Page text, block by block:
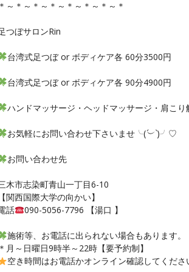
＊～＊～＊～＊～＊～＊～＊～＊
つぼサロンRin
台湾式足つぼ or ボディケア各 60分3500円
台湾式足つぼ or ボディケア各 90分4900円
ハンドマッサージ・ヘッドマッサージ・肩こ
お気軽にお問い合わせ下さいませ╰(´︶`)╯♡
お問い合わせ先
木市志染町青山一丁目6-10
【関西国際大学の向かい】
話
090-5056-7796 【湯口 】
施術等、お電話に出られない場合もあります。
＊月～日曜日9時半～22時【要予約制】
空き時間はお電話かオンライン確認してくださ